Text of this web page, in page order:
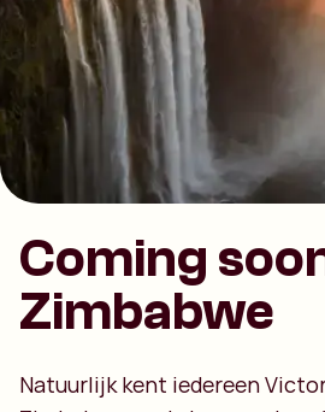
Coming
Zimbabwe
Natuurlijk kent iedereen